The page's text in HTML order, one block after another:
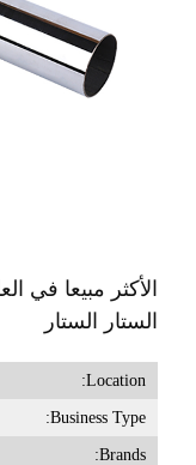
الأكثر مبيعا في
الستار الستار
Location:
Business Type:
Brands: